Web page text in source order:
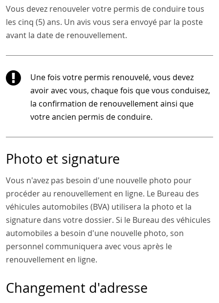
Vous devez renouveler votre permis de conduire tous
les cinq (5) ans. Un avis vous sera envoyé par la poste
avant la date de renouvellement.
Une fois votre permis renouvelé, vous devez
avoir avec vous, chaque fois que vous conduisez,
la confirmation de renouvellement ainsi que
votre ancien permis de conduire.
Photo et signature
Vous n'avez pas besoin d'une nouvelle photo pour
procéder au renouvellement en ligne. Le Bureau des
véhicules automobiles (BVA) utilisera la photo et la
signature dans votre dossier. Si le Bureau des véhicules
automobiles a besoin d'une nouvelle photo, son
personnel communiquera avec vous après le
renouvellement en ligne.
Changement d'adresse